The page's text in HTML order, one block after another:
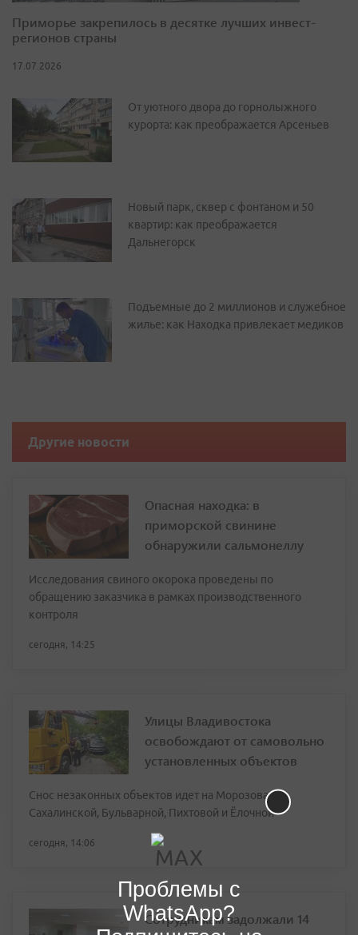
Приморье закрепилось в десятке лучших инвест-
регионов страны
17.07.2026
От уютного двора до горнолыжного
курорта: как преображается Арсеньев
Новый парк, сквер с фонтаном и 50
квартир: как преображается
Дальнегорск
Подъемные до 2 миллионов и служебное
жилье: как Находка привлекает медиков
Другие новости
Опасная находка: в
приморской свинине
обнаружили сальмонеллу
Исследования свиного окорока проведены по
обращению заказчика в рамках производственного
контроля
сегодня, 14:25
Улицы Владивостока
освобождают от самовольно
установленных объектов
Снос незаконных объектов идет на Морозова,
Сахалинской, Бульварной, Пихтовой и Ёлочной
сегодня, 14:06
Сотрудникам задолжали 14
Проблемы с
WhatsApp?